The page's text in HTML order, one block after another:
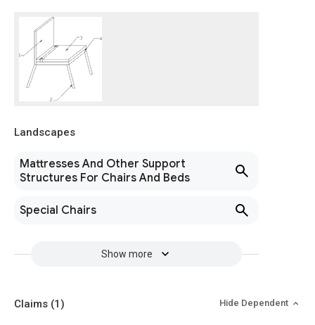
Landscapes
Mattresses And Other Support
Structures For Chairs And Beds
Special Chairs
Show more
Claims (1) Hide Dependent